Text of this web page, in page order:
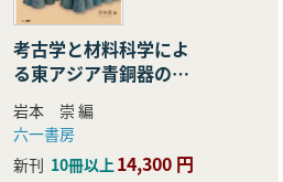
考古学と材料科学によ
る東アジア青銅器の学
際的研究
岩本 崇 編
六一書房
新刊 10冊以上14,300 円